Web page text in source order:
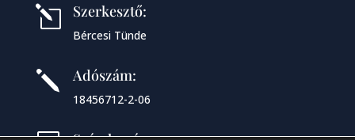
l Szerkesztő:
Bércesi Tünde
j Adószám:
18456712-2-06